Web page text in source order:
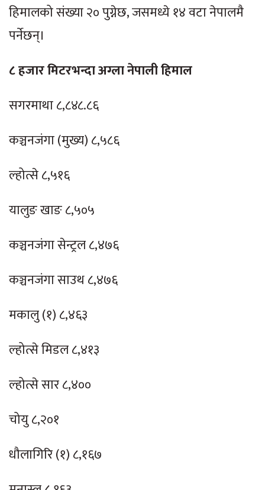
हिमालको संख्या २० पुग्नेछ, जसमध्ये १४ वटा नेपालमै
पर्नेछन्।
८ हजार मिटरभन्दा अग्ला नेपाली हिमाल
सगरमाथा ८,८४८.८६
कञ्चनजंगा (मुख्य) ८,५८६
ल्होत्से ८,५१६
यालुङ खाङ ८,५०५
कञ्चनजंगा सेन्ट्रल ८,४७६
कञ्चनजंगा साउथ ८,४७६
मकालु (१) ८,४६३
ल्होत्से मिडल ८,४१३
ल्होत्से सार ८,४००
चोयु ८,२०१
धौलागिरि (१) ८,१६७